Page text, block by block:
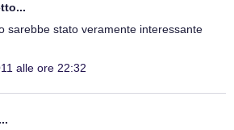
sarebbe stato veramente interessante
alle ore 22:32